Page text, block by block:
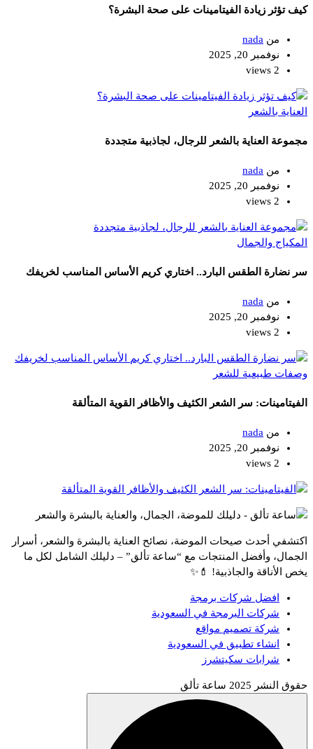
كيف تؤثر زيادة الفيتامينات على صحة البشرة؟
من nada
نوفمبر 20, 2025
2 views
العناية بالشعر
مجموعة العناية بالشعر للرجال، لجاذبية متجددة
من nada
نوفمبر 20, 2025
2 views
المكياج والجمال
سر نضارة الطقس البارد.. اختاري كريم الأساس المناسب لخريفك
من nada
نوفمبر 20, 2025
2 views
وصفات طبيعية للشعر
الفيتامينات: سر الشعر الكثيف والأظافر القوية المتألقة
من nada
نوفمبر 20, 2025
2 views
اكتشفي أحدث صيحات الموضة، نصائح العناية بالبشرة والشعر، أسرار
الجمال، وأفضل المنتجات مع “ساعة تألق” – دليلك الشامل لكل ما
يخص الأناقة والجاذبية! 💄✨
افضل شركات برمجة
شركات البرمجة في السعودية
شركة تصميم مواقع
انشاء تطبيق في السعودية
شرابات سكيتشرز
حقوق النشر 2025 ساعة تألق